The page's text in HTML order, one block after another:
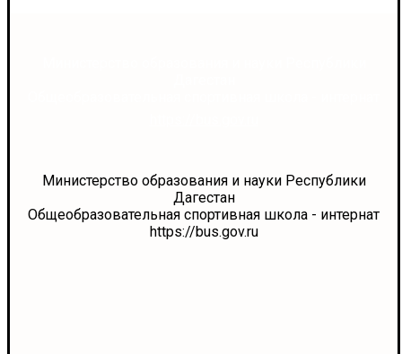
Министерство образования и науки Республики
Дагестан
Общеобразовательная спортивная школа - интернат
https://bus.gov.ru